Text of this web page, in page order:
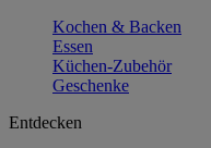
Kochen & Backen
Essen
Küchen-Zubehör
Geschenke
Entdecken